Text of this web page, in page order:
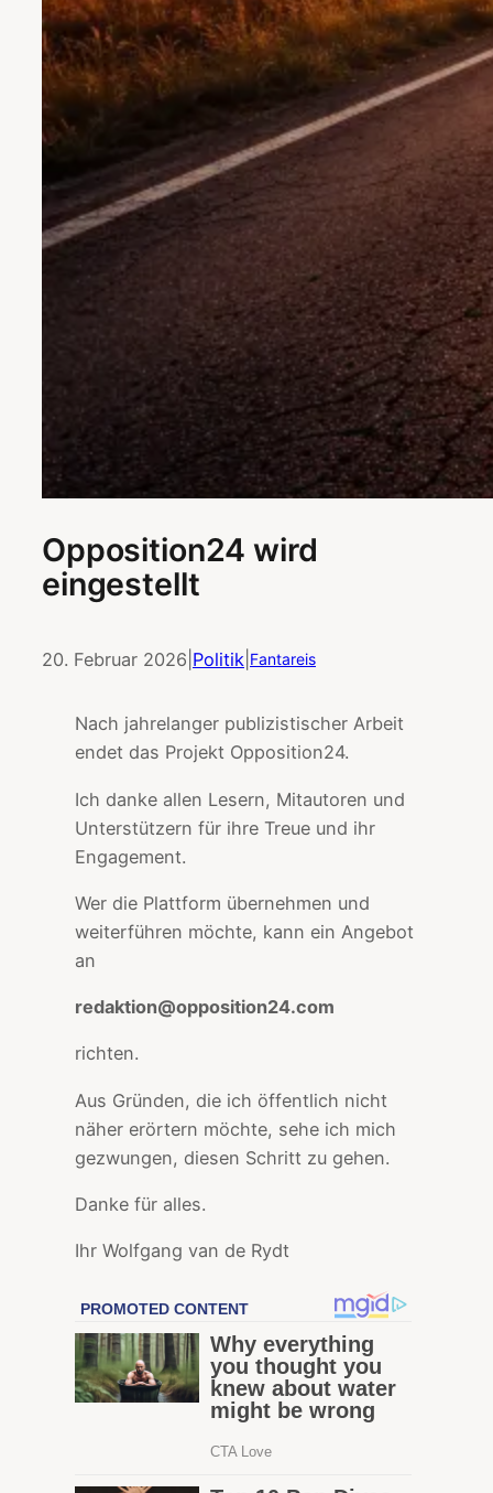
Opposition24 wird
eingestellt
20. Februar 2026 Politik Fantareis
Nach jahrelanger publizistischer Arbeit
endet das Projekt Opposition24.
Ich danke allen Lesern, Mitautoren und
Unterstützern für ihre Treue und ihr
Engagement.
Wer die Plattform übernehmen und
weiterführen möchte, kann ein Angebot
an
redaktion@opposition24.com
richten.
Aus Gründen, die ich öffentlich nicht
näher erörtern möchte, sehe ich mich
gezwungen, diesen Schritt zu gehen.
Danke für alles.
Ihr Wolfgang van de Rydt